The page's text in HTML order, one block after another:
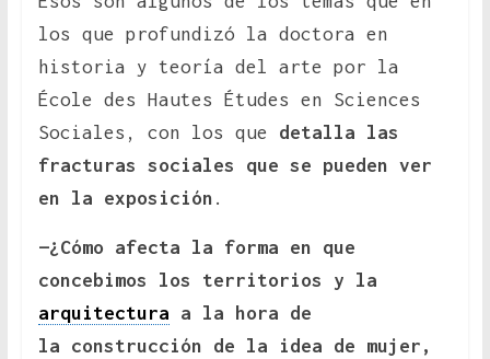
los que profundizó la doctora en
historia y teoría del arte por la
École des Hautes Études en Sciences
Sociales, con los que detalla las
fracturas sociales que se pueden ver
en la exposición .
—¿Cómo afecta la forma en que
concebimos los territorios y la
arquitectura a la hora de
la construcción de la idea de mujer,